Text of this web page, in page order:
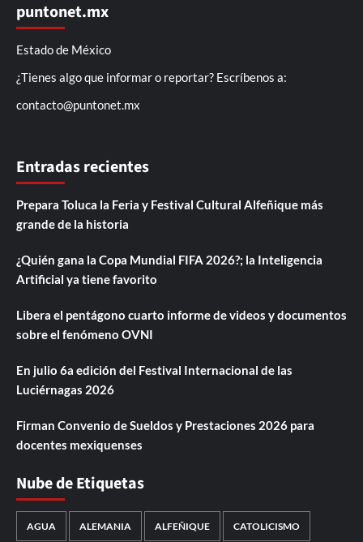
puntonet.mx
Estado de México
¿Tienes algo que informar o reportar? Escríbenos a:
contacto@puntonet.mx
Entradas recientes
Prepara Toluca la Feria y Festival Cultural Alfeñique más
grande de la historia
¿Quién gana la Copa Mundial FIFA 2026?; la Inteligencia
Artificial ya tiene favorito
Libera el pentágono cuarto informe de videos y documentos
sobre el fenómeno OVNI
En julio 6a edición del Festival Internacional de las
Luciérnagas 2026
Firman Convenio de Sueldos y Prestaciones 2026 para
docentes mexiquenses
Nube de Etiquetas
AGUA ALEMANIA ALFEÑIQUE CATOLICISMO